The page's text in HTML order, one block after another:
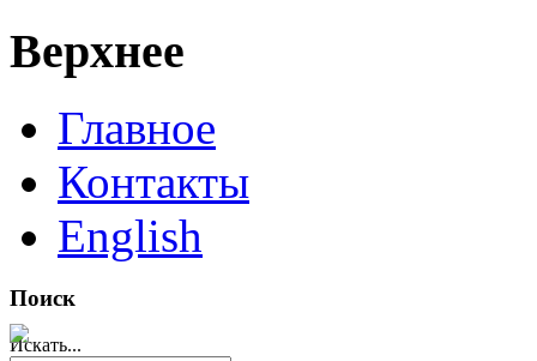
Верхнее
Главное
Контакты
English
Поиск
Искать...